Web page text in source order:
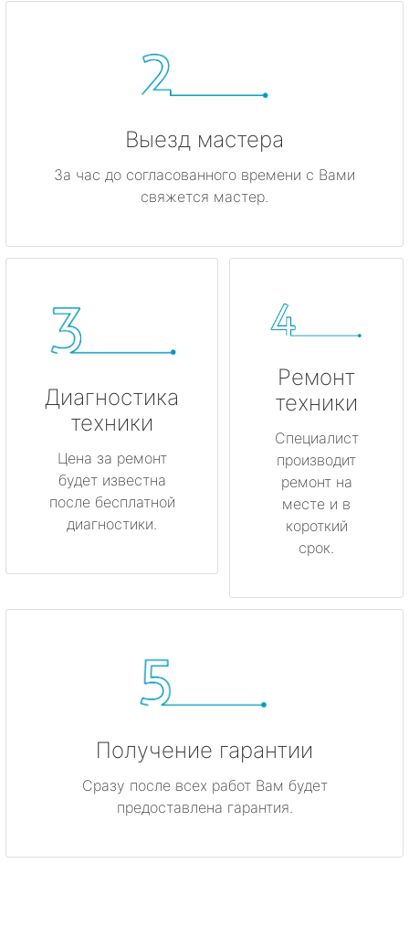
Выезд мастера
За час до согласованного времени с Вами
свяжется мастер.
Диагностика
техники
Цена за ремонт
будет известна
после бесплатной
диагностики.
Ремонт
техники
Специалист
производит
ремонт на
месте и в
короткий
срок.
Получение гарантии
Сразу после всех работ Вам будет
предоставлена гарантия.